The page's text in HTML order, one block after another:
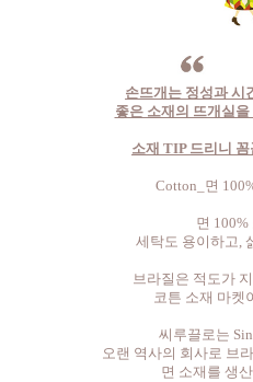
손뜨개는 정성과 시
좋은 소재의 뜨개실
소재 TIP 드리니
Cotton_면
면 100%
세탁도 용이하고,
브라질은 적도가
코튼 소재 마켓
씨루끌로는
오랜 역사의 회사로 브
면 소재를 생